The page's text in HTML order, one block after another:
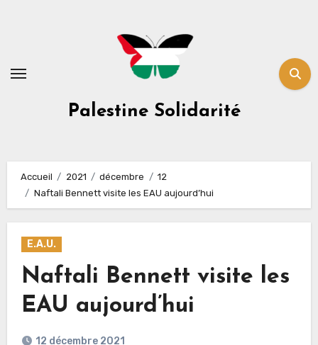
Palestine Solidarité
Accueil 2021 décembre
12
Naftali Bennett visite les EAU aujourd’hui
E.A.U.
Naftali Bennett visite les
EAU aujourd’hui
12 décembre 2021